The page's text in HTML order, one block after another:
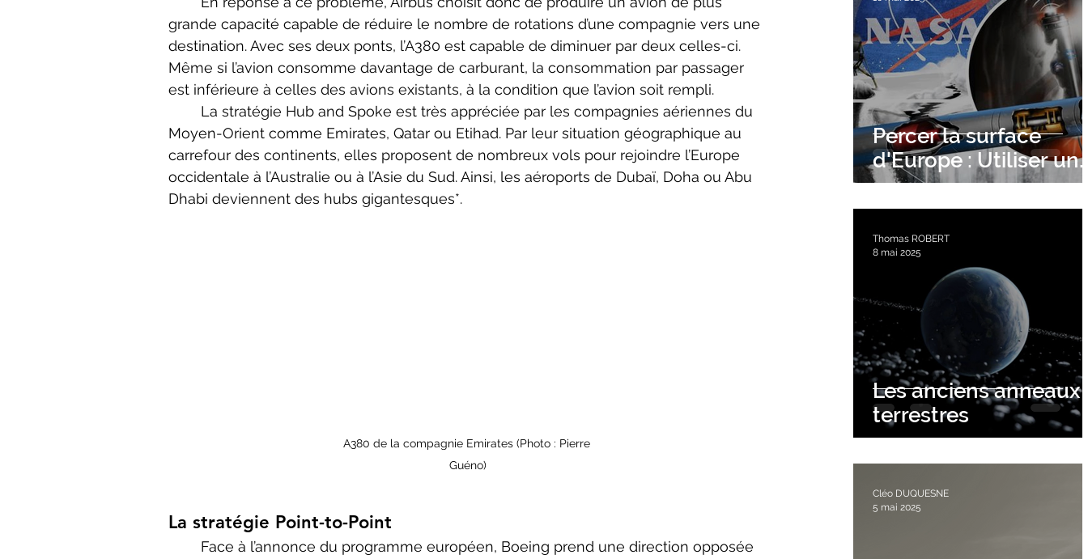
grande capacité capable de réduire le nombre de rotations d’une compagnie vers une
destination. Avec ses deux ponts, l’A380 est capable de diminuer par deux celles-ci.
Même si l’avion consomme davantage de carburant, la consommation par passager
est inférieure à celles des avions existants, à la condition que l’avion soit rempli.
Moyen-Orient comme Emirates, Qatar ou Etihad. Par leur situation géographique au
carrefour des continents, elles proposent de nombreux vols pour rejoindre l’Europe
occidentale à l’Australie ou à l’Asie du Sud. Ainsi, les aéroports de Dubaï, Doha ou Abu
Dhabi deviennent des hubs gigantesques*.
A380 de la compagnie Emirates (Photo : Pierre
Guéno)
La stratégie Point-to-Point
Percer la surface
d'Europe : Utiliser un
tunnelier nucléaire
Les anciens anneaux
terrestres
Thomas ROBERT
8 mai 2025
Cléo DUQUESNE
5 mai 2025